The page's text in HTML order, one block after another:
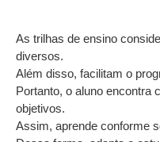
As trilhas de ensino
diversos.
Além disso, facilitam o
Portanto, o aluno encontra
objetivos.
Assim, aprende conforme